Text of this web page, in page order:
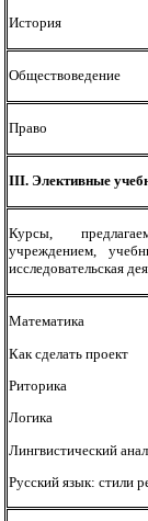
История
Обществоведение
Право
III. Элективные
Курсы,
учреждением,
исследовательская
Математика
Как сделать проект
Риторика
Логика
Лингвистический
Русский язык: стили